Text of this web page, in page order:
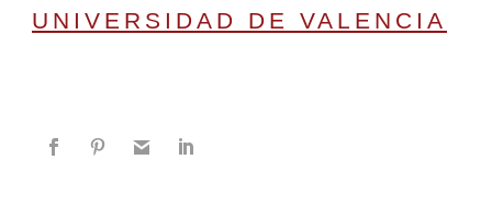
UNIVERSIDAD DE VALENCIA